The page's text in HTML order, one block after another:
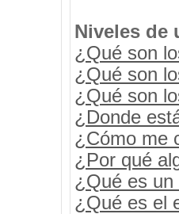
Niveles de
¿Qué son
¿Qué son
¿Qué son
¿Donde
¿Cómo me
¿Por qué
¿Qué es un
¿Qué es el